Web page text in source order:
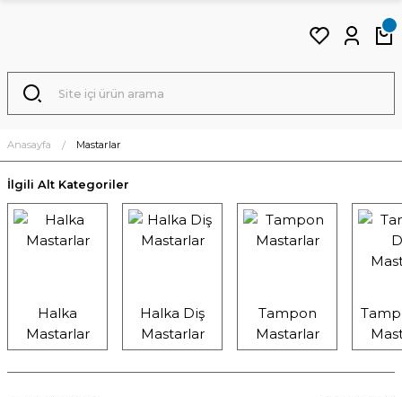
Anasayfa Mastarlar
İlgili Alt Kategoriler
Halka
Mastarlar
Halka Diş
Mastarlar
Tampon
Mastarlar